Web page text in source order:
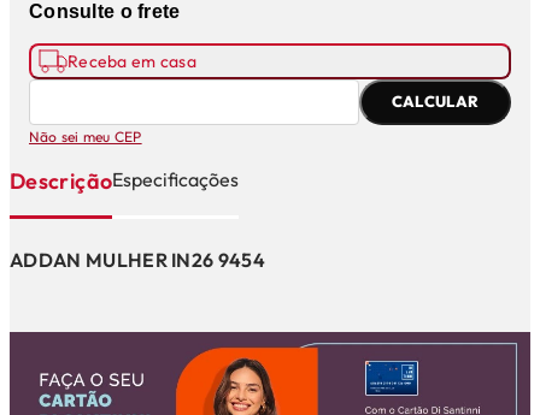
Consulte o frete
Receba em casa
CALCULAR
Não sei meu CEP
DescriçãoEspecificações
ADDAN MULHER IN26 9454